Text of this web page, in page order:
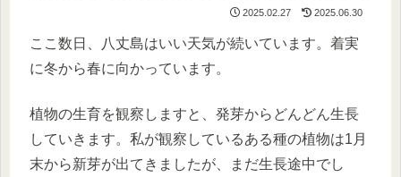
2025.02.27 2025.06.30
ここ数日、八丈島はいい天気が続いています。着実
に冬から春に向かっています。
植物の生育を観察しますと、発芽からどんどん生長
していきます。私が観察しているある種の植物は1月
末から新芽が出てきましたが、まだ生長途中でし